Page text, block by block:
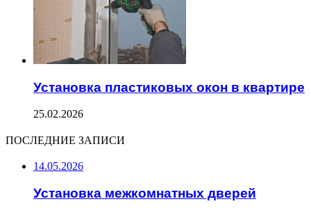
Установка пластиковых окон в квартире
25.02.2026
ПОСЛЕДНИЕ ЗАПИСИ
14.05.2026
Установка межкомнатных дверей